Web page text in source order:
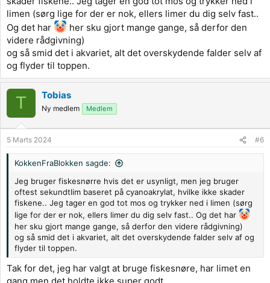
limen (sørg lige for der er nok, ellers limer du dig selv fast..
Og det har
her sku gjort mange gange, så derfor den
videre rådgivning)
og så smid det i akvariet, alt det overskydende falder selv af
og flyder til toppen.
T Tobias
Ny medlem Medlem
5 Marts 2024 #6
KokkenFraBlokken sagde:
Jeg bruger fiskesnørre hvis det er usynligt, men jeg bruger
oftest sekundtlim baseret på cyanoakrylat, hvilke ikke skader
fiskene.. Jeg tager en god tot mos og trykker ned i limen (sørg
lige for der er nok, ellers limer du dig selv fast.. Og det har
her sku gjort mange gange, så derfor den videre rådgivning)
og så smid det i akvariet, alt det overskydende falder selv af og
flyder til toppen.
Tak for det, jeg har valgt at bruge fiskesnøre, har limet en